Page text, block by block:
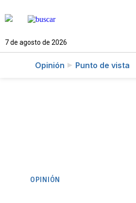
7 de agosto de 2026
Opinión Punto de vista
OPINIÓN